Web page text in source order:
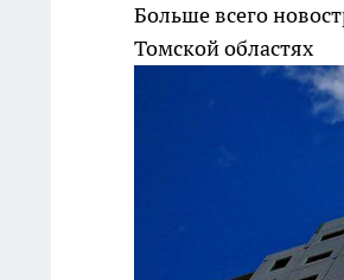
Больше всего
Томской областях